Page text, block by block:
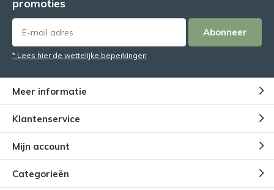
promoties
Abonneer
* Lees hier de wettelijke beperkingen
Meer informatie
Klantenservice
Mijn account
Categorieën